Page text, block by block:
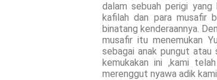
dalam sebuah perigi
kafilah dan para musafir
binatang kenderaannya.
musafir itu menemukan
sebagai anak pungut atau
kemukakan ini ,kami
merenggut nyawa adik